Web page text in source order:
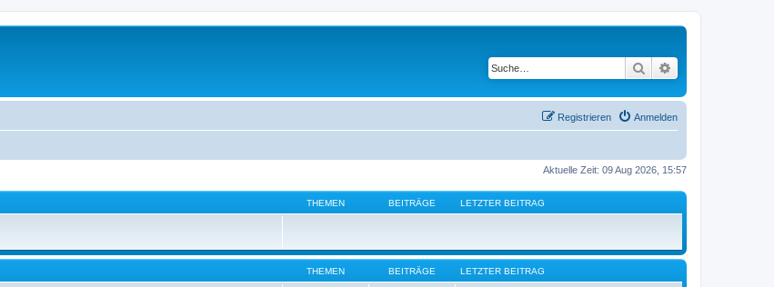
Suche
Anmelden
Registrieren
Aktuelle Zeit: 09 Aug 2026, 15:57
THEMEN BEITRÄGE LETZTER BEITRAG
THEMEN BEITRÄGE LETZTER BEITRAG